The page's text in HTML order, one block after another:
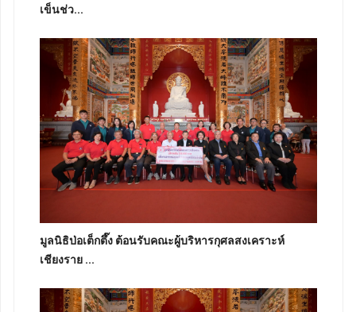
เข็นช่ว...
มูลนิธิป่อเต็กตึ๊ง ต้อนรับคณะผู้บริหารกุศลสงเคราะห์
เชียงราย ...